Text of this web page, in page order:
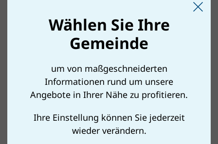
ZUM MÜLL APP DOWNLOAD
Wählen Sie Ihre
Gemeinde
um von maßgeschneiderten
Informationen rund um unsere
Angebote in Ihrer Nähe zu profitieren.
Ihre Einstellung können Sie jederzeit
wieder verändern.